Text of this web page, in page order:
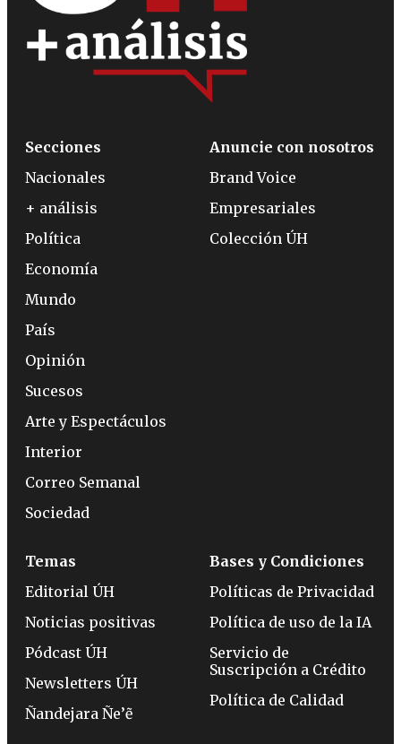
Secciones
Nacionales
+ análisis
Política
Economía
Mundo
País
Opinión
Sucesos
Arte y Espectáculos
Interior
Correo Semanal
Sociedad
Anuncie con nosotros
Brand Voice
Empresariales
Colección ÚH
Temas
Editorial ÚH
Noticias positivas
Pódcast ÚH
Newsletters ÚH
Ñandejara Ñe’ẽ
Bases y Condiciones
Políticas de Privacidad
Política de uso de la IA
Servicio de
Suscripción a Crédito
Política de Calidad